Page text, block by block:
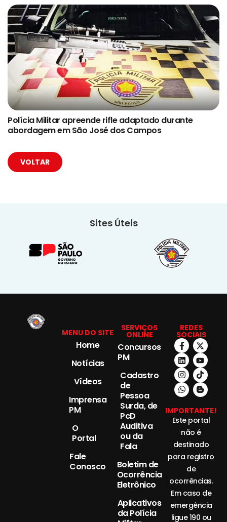
Polícia Militar apreende rifle adaptado durante
abordagem em São José dos Campos
VOLTAR
Sites Úteis
MENU DO SITE
Home
Notícias
Vídeos
Imprensa
PM
O
Portal
Fale
Conosco
SERVIÇOS
ONLINE
Concursos
PM
Cadastro
de
Pessoa
Surda, de
PcD
Auditiva
ou da
Fala
Boletim de
Ocorrência
Eletrônico
Aplicativos
da Polícia
REDES
SOCIAIS
IMPORTANTE!
Este portal
não é
destinado
para registro
de
ocorrências.
Em caso de
emergência
ligue 190 ou